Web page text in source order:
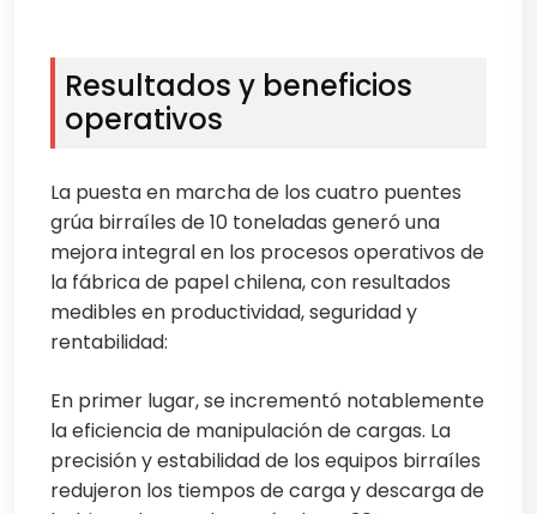
Resultados y beneficios
operativos
La puesta en marcha de los cuatro puentes
grúa birraíles de 10 toneladas generó una
mejora integral en los procesos operativos de
la fábrica de papel chilena, con resultados
medibles en productividad, seguridad y
rentabilidad:
En primer lugar, se incrementó notablemente
la eficiencia de manipulación de cargas. La
precisión y estabilidad de los equipos birraíles
redujeron los tiempos de carga y descarga de